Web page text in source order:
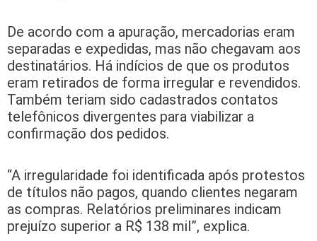
De acordo com a apuração, mercadorias eram
separadas e expedidas, mas não chegavam aos
destinatários. Há indícios de que os produtos
eram retirados de forma irregular e revendidos.
Também teriam sido cadastrados contatos
telefônicos divergentes para viabilizar a
confirmação dos pedidos.
“A irregularidade foi identificada após protestos
de títulos não pagos, quando clientes negaram
as compras. Relatórios preliminares indicam
prejuízo superior a R$ 138 mil”, explica.